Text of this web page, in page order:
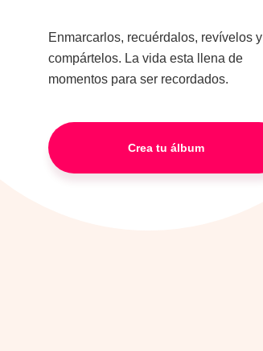
Enmarcarlos, recuérdalos, revívelos y
compártelos. La vida esta llena de
momentos para ser recordados.
Crea tu álbum